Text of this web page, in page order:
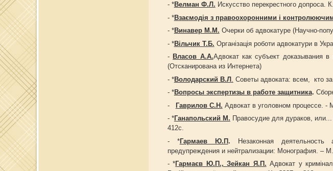
- *Велман Ф.Л. Искусство перекрестного допроса.
- *Взаємодія з правоохоронними і
- *Винавер М.М. Очерки об адвокатуре (Научно-
- *Вільчик Т.Б. Організація роботи адвокатури в
- Власов А.А.Адвокат как субъект доказывания
(Отсканирована из Интернета)
- *Володарский В.Л. Советы адвоката: всем, кто
- *Вопросы экспертизы в работе защитника.
- Гаврилов С.Н. Адвокат в уголовном процессе. -
- *Ганапольский М. Правосудие для дураков,
412с.
- *Гармаев Ю.П. Незаконная
предупреждения и нейтрализации: Монография. –
- *Гармаєв Ю.П., Зейкан Я.П. Адвокат у